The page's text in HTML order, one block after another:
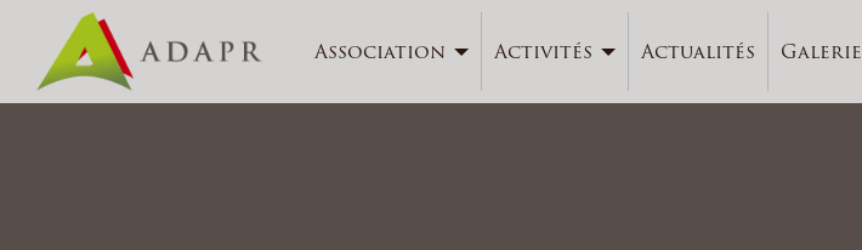
Association Activités Actualités Galerie